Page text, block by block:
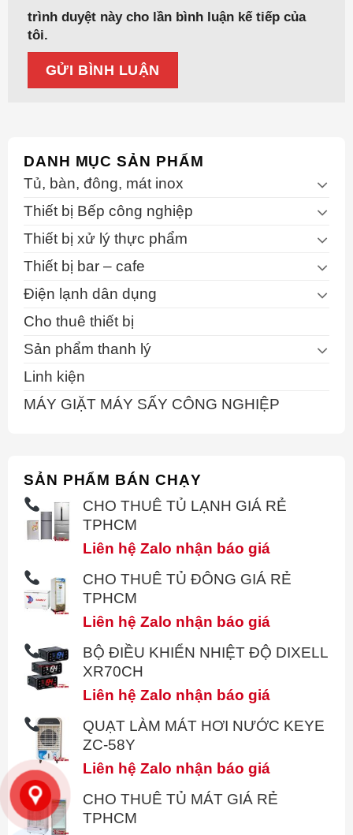
trình duyệt này cho lần bình luận kế tiếp của
tôi.
DANH MỤC SẢN PHẨM
Tủ, bàn, đông, mát inox
Thiết bị Bếp công nghiệp
Thiết bị xử lý thực phẩm
Thiết bị bar – cafe
Điện lạnh dân dụng
Cho thuê thiết bị
Sản phẩm thanh lý
Linh kiện
MÁY GIẶT MÁY SẤY CÔNG NGHIỆP
SẢN PHẨM BÁN CHẠY
CHO THUÊ TỦ LẠNH GIÁ RẺ
TPHCM
Liên hệ Zalo nhận báo giá
CHO THUÊ TỦ ĐÔNG GIÁ RẺ
TPHCM
Liên hệ Zalo nhận báo giá
BỘ ĐIỀU KHIỂN NHIỆT ĐỘ DIXELL
XR70CH
Liên hệ Zalo nhận báo giá
QUẠT LÀM MÁT HƠI NƯỚC KEYE
ZC-58Y
Liên hệ Zalo nhận báo giá
CHO THUÊ TỦ MÁT GIÁ RẺ
TPHCM